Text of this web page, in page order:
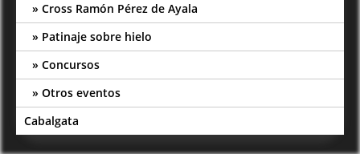
Cross Ramón Pérez de Ayala
Patinaje sobre hielo
Concursos
Otros eventos
Cabalgata